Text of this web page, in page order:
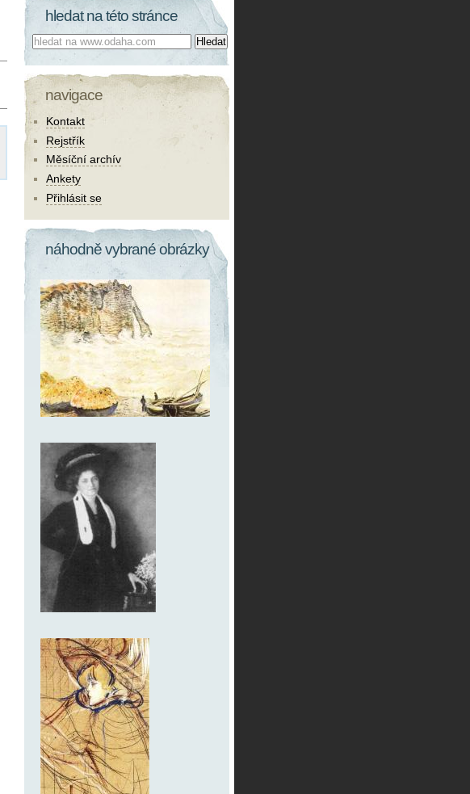
hledat na této stránce
Co hledat:
navigace
Kontakt
Rejstřík
Měsíční archív
Ankety
Přihlásit se
náhodně vybrané obrázky